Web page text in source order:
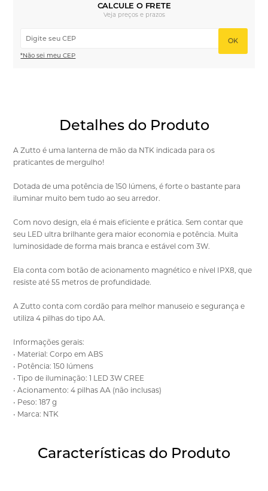
CALCULE O FRETE
Veja preços e prazos
OK
*Não sei meu CEP
Detalhes do Produto
A Zutto é uma lanterna de mão da NTK indicada para os
praticantes de mergulho!
Dotada de uma potência de 150 lúmens, é forte o bastante para
iluminar muito bem tudo ao seu arredor.
Com novo design, ela é mais eficiente e prática. Sem contar que
seu LED ultra brilhante gera maior economia e potência. Muita
luminosidade de forma mais branca e estável com 3W.
Ela conta com botão de acionamento magnético e nível IPX8, que
resiste até 55 metros de profundidade.
A Zutto conta com cordão para melhor manuseio e segurança e
utiliza 4 pilhas do tipo AA.
Informações gerais:
• Material: Corpo em ABS
• Potência: 150 lúmens
• Tipo de iluminação: 1 LED 3W CREE
• Acionamento: 4 pilhas AA (não inclusas)
• Peso: 187 g
• Marca: NTK
Características do Produto